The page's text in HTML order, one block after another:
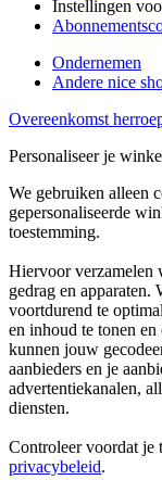
Instellingen
Ondernemen
Andere nice
Overeenkomst
Personaliseer je
We gebruiken alleen
gepersonaliseerde
toestemming.
Hiervoor verzamelen
gedrag en apparaten.
voortdurend te
en inhoud te tonen
kunnen jouw
aanbieders en je
advertentiekanalen,
diensten.
Controleer voordat je
privacybeleid.